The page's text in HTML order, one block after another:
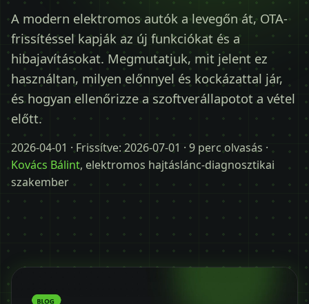
Blog
Időpontot kérek
+36 30 680 7511
A modern elektromos autók a levegőn át, OTA-
frissítéssel kapják az új funkciókat és a
hibajavításokat. Megmutatjuk, mit jelent ez
használtan, milyen előnnyel és kockázattal jár,
és hogyan ellenőrizze a szoftverállapotot a vétel
előtt.
2026-04-01 · Frissítve:2026-07-01 · 9 perc olvasás ·
Kovács Bálint, elektromos hajtáslánc-diagnosztikai
szakember